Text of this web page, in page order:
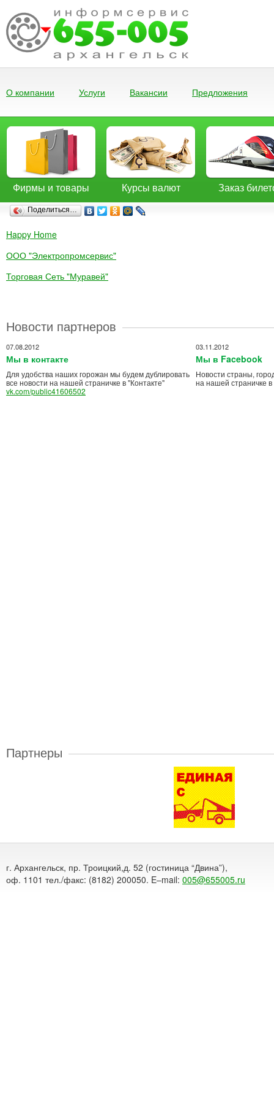
О компании Услуги Вакансии Предложения
Фирмы и товары Курсы валют Заказ
Поделиться…
Happy Home
ООО "Электропромсервис"
Торговая Сеть "Муравей"
Новости партнеров
07.08.2012
Мы в контакте
Для удобства наших горожан мы будем дублировать
все новости на нашей страничке в "Контакте"
vk.com/public41606502
03.11.2012
Мы в Facebook
Новости страны,
на нашей страничке в
Партнеры
г. Архангельск, пр. Троицкий,д. 52 (гостиница “Двина”),
оф. 1101 тел./факс: (8182) 200050. E–mail: 005@655005.ru